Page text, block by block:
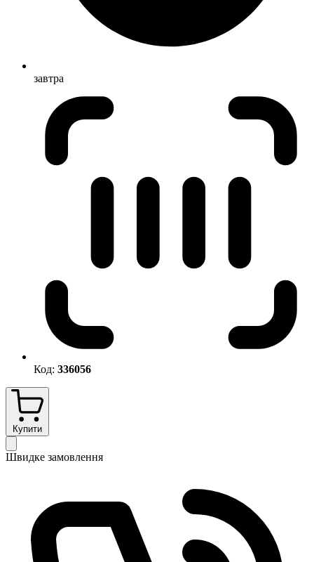
завтра
Код: 336056
Купити
Швидке замовлення